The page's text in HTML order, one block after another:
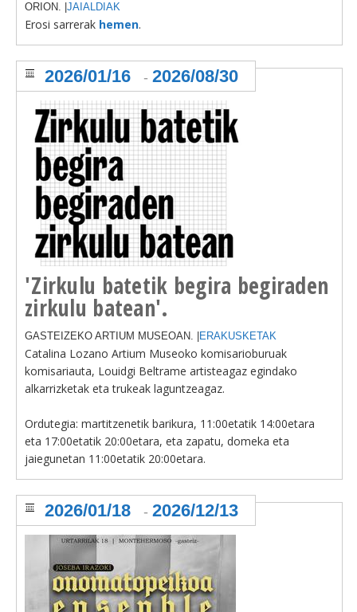
ORION. | JAIALDIAK
Erosi sarrerak hemen.
'Zirkulu batetik begira begiraden
zirkulu batean'.
2026/01/16 - 2026/08/30
GASTEIZEKO ARTIUM MUSEOAN. | ERAKUSKETAK
Catalina Lozano Artium Museoko komisarioburuak
komisariauta, Louidgi Beltrame artisteagaz egindako
alkarrizketak eta trukeak laguntzeagaz.
Ordutegia: martitzenetik barikura, 11:00etatik 14:00etara
eta 17:00etatik 20:00etara, eta zapatu, domeka eta
jaiegunetan 11:00etatik 20:00etara.
2026/01/18 - 2026/12/13